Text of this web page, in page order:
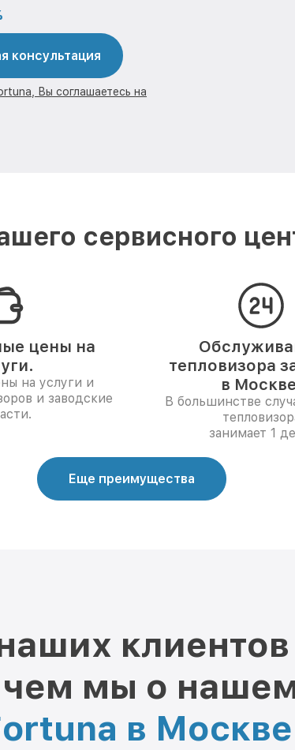
консультация
Вы соглашаетесь на
сервисного
цены на
на услуги и
и заводские
тепловизора
в
В большинстве
занимает 1
Еще преимущества
мы о
в Москве